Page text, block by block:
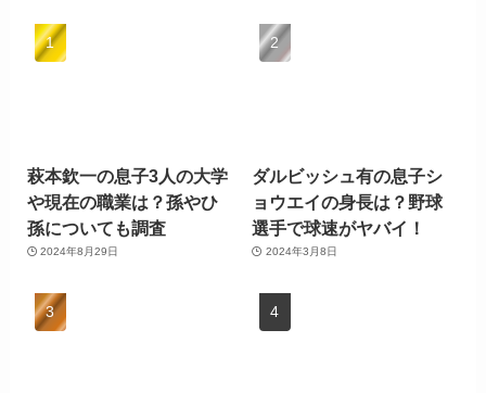
萩本欽一の息子3人の大学
や現在の職業は？孫やひ
孫についても調査
2024年8月29日
ダルビッシュ有の息子シ
ョウエイの身長は？野球
選手で球速がヤバイ！
2024年3月8日